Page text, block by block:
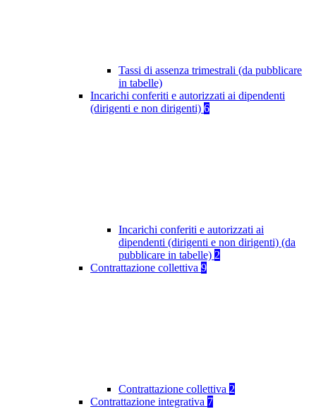
Tassi di assenza trimestrali (da pubblicare
in tabelle)
Incarichi conferiti e autorizzati ai dipendenti
(dirigenti e non dirigenti) 6
Incarichi conferiti e autorizzati ai
dipendenti (dirigenti e non dirigenti) (da
pubblicare in tabelle) 2
Contrattazione collettiva 9
Contrattazione collettiva 2
Contrattazione integrativa 7